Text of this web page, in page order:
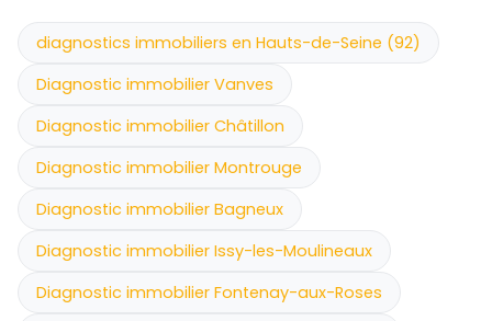
diagnostics immobiliers en Hauts-de-Seine (92)
Diagnostic immobilier Vanves
Diagnostic immobilier Châtillon
Diagnostic immobilier Montrouge
Diagnostic immobilier Bagneux
Diagnostic immobilier Issy-les-Moulineaux
Diagnostic immobilier Fontenay-aux-Roses